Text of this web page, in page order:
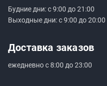
Будние дни: с 9:00 до 21:00
Выходные дни: с 9:00 до 20:00
Доставка заказов
ежедневно с 8:00 до 23:00